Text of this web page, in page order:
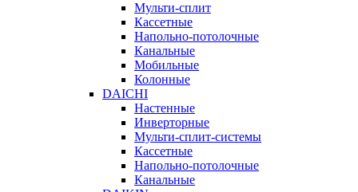
Мульти-сплит
Кассетные
Напольно-потолочные
Канальные
Мобильные
Колонные
DAICHI
Настенные
Инверторные
Мульти-сплит-системы
Кассетные
Напольно-потолочные
Канальные